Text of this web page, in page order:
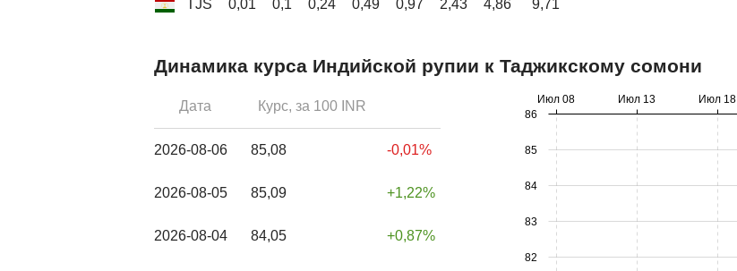
TJS 0,01 0,1 0,24 0,49 0,97 2,43 4,86 9,71
Динамика курса Индийской рупии к Таджикскому сомони
Дата Курс, за 100 INR
2026-08-06 85,08 -0,01%
2026-08-05 85,09 1,22%
2026-08-04 84,05 0,87%
Июл 08 Июл 13 Июл 18
82
83
84
85
86